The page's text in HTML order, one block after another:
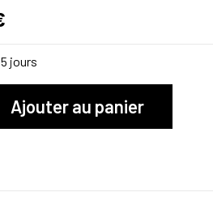
jours
Ajouter au panier